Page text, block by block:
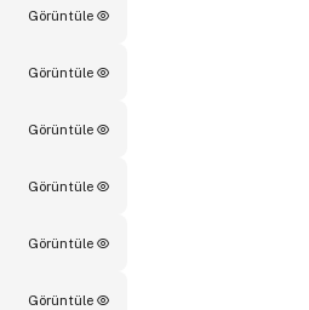
Görüntüle
Görüntüle
Görüntüle
Görüntüle
Görüntüle
Görüntüle